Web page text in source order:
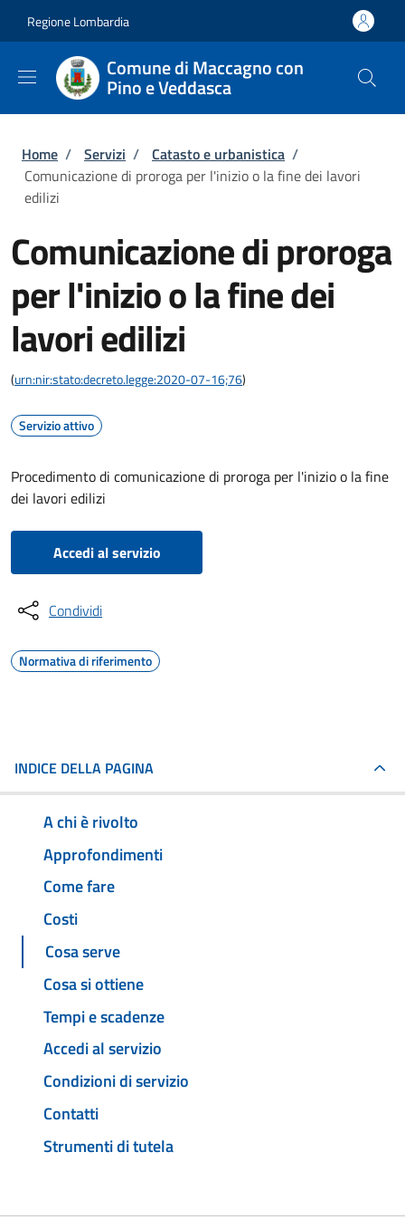
Regione Lombardia
Comune di Maccagno con
Pino e Veddasca
Briciole di pane
Home / Servizi / Catasto e urbanistica /
Comunicazione di proroga per l'inizio o la fine dei lavori
edilizi
Comunicazione di proroga
per l'inizio o la fine dei
lavori edilizi
(urn:nir:stato:decreto.legge:2020-07-16;76)
Servizio attivo
Procedimento di comunicazione di proroga per l'inizio o la fine
dei lavori edilizi
Accedi al servizio
Condividi
Normativa di riferimento
INDICE DELLA PAGINA
A chi è rivolto
Approfondimenti
Come fare
Costi
Cosa serve
Cosa si ottiene
Tempi e scadenze
Accedi al servizio
Condizioni di servizio
Contatti
Strumenti di tutela